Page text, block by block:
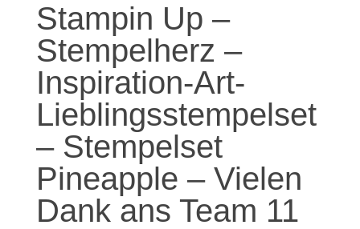
Stampin Up –
Stempelherz –
Inspiration-Art-
Lieblingsstempelset
– Stempelset
Pineapple – Vielen
Dank ans Team 11